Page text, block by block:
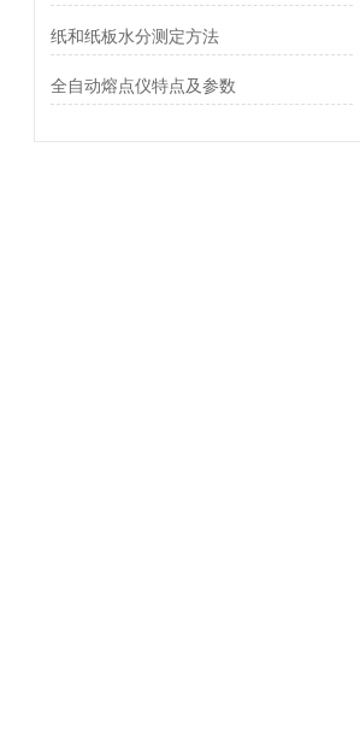
纸和纸板水分测定方法
全自动熔点仪特点及参数